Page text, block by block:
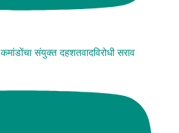
संयुक्त दहशतवादविरोधी सराव